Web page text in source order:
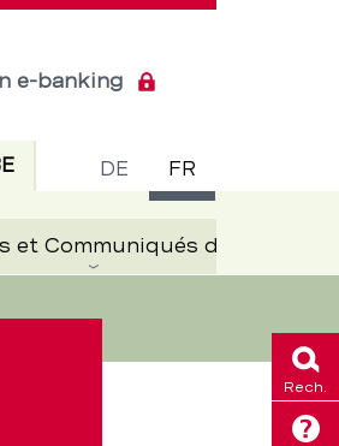
de
langue
DE FR
e-banking
Actif
et Communiqués de presse
Rech.